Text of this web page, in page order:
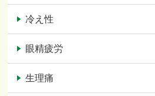
冷え性
眼精疲労
生理痛